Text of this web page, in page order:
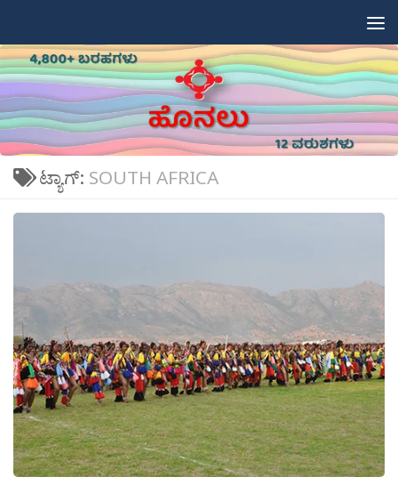
ಟ್ಯಾಗ್: SOUTH AFRICA